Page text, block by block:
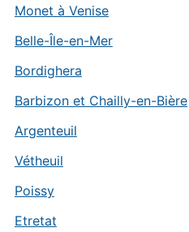
Monet à Venise
Belle-Île-en-Mer
Bordighera
Barbizon et Chailly-en-Bière
Argenteuil
Vétheuil
Poissy
Etretat